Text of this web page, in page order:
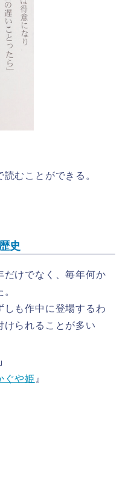
読むことができる。
史
だけでなく、毎年何か
も作中に登場するわ
けられることが多い
ぐや姫 』